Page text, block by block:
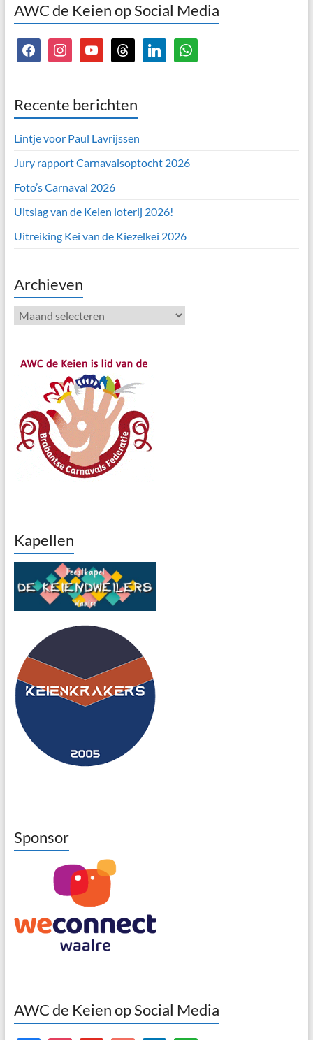
AWC de Keien op Social Media
facebookinstagramyoutubethreads linkedinwhatsapp
Recente berichten
Lintje voor Paul Lavrijssen
Jury rapport Carnavalsoptocht 2026
Foto’s Carnaval 2026
Uitslag van de Keien loterij 2026!
Uitreiking Kei van de Kiezelkei 2026
Archieven
Archieven
Kapellen
Sponsor
AWC de Keien op Social Media